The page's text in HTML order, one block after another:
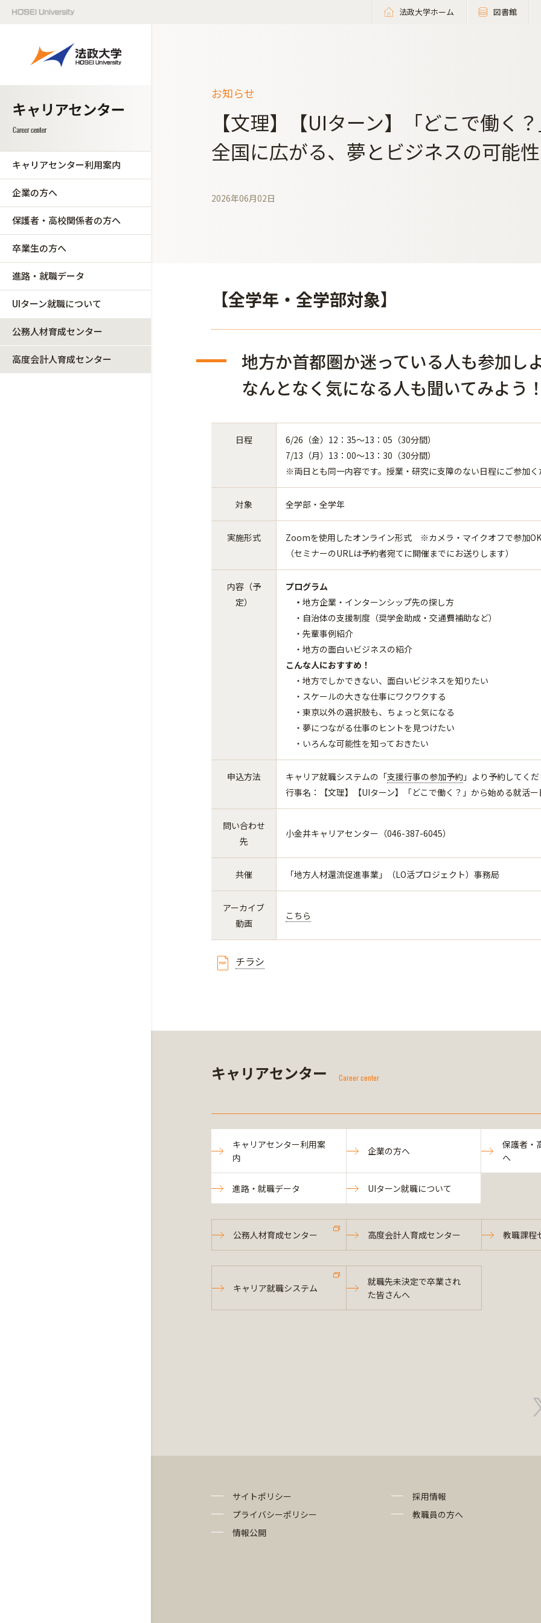
法政大学ホーム 図書館
キャリアセンター利用案内
企業の方へ
保護者・高校関係者の方へ
卒業生の方へ
進路・就職データ
UIターン就職について
公務人材育成センター
高度会計人育成センター
お知らせ
【文理】【UIターン】「どこで働く
全国に広がる、夢とビジネスの可能
2026年06月02日
【全学年・全学部対象】
地方か首都圏か迷っている人も参加し
なんとなく気になる人も聞いてみよう！
日程
6/26（金）12：35～13：05（30分間）
7/13（月）13：00～13：30（30分間）
※両日とも同一内容です。授業・研究に支障のない日程にご参加く
対象 全学部・全学年
実施形式
Zoomを使用したオンライン形式 ※カメラ・マイクオフで参加OK
（セミナーのURLは予約者宛てに開催までにお送りします）
内容（予
定）
プログラム
・ 地方企業・インターンシップ先の探し方
・自治体の支援制度（奨学金助成・交通費補助など）
・先輩事例紹介
・地方の面白いビジネスの紹介
こんな人におすすめ！
・地方でしかできない、面白いビジネスを知りたい
・スケールの大きな仕事にワクワクする
・東京以外の選択肢も、ちょっと気になる
・夢につながる仕事のヒントを見つけたい
・いろんな可能性を知っておきたい
申込方法 キャリア就職システムの「支援行事の参加予約 」より予約してくだ
行事名：【文理】【UIターン】「どこで働く？」から始める就活
問い合わせ
先
小金井キャリアセンター（046-387-6045）
共催 「地方人材還流促進事業」（LO活プロジェクト）事務局
アーカイブ
動画
こちら
チラシ
キャリアセンター Career center
キャリアセンター利用案
内
企業の方へ
保護者・
へ
進路・就職データ UIターン就職について
公務人材育成センター 高度会計人育成センター 教職課程
キャリア就職システム
就職先未決定で卒業され
た皆さんへ
サイトポリシー
プライバシーポリシー
情報公開
採用情報
教職員の方へ